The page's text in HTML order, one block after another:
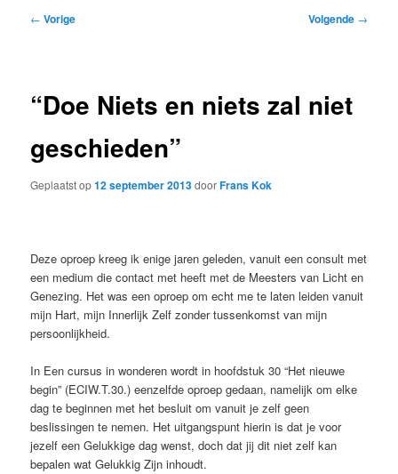
Bericht
← Vorige Volgende →
“Doe Niets en niets zal niet
geschieden”
Geplaatst op12 september 2013doorFrans Kok
Deze oproep kreeg ik enige jaren geleden, vanuit een consult met
een medium die contact met heeft met de Meesters van Licht en
Genezing. Het was een oproep om echt me te laten leiden vanuit
mijn Hart, mijn Innerlijk Zelf zonder tussenkomst van mijn
persoonlijkheid.
In Een cursus in wonderen wordt in hoofdstuk 30 “Het nieuwe
begin” (ECIW.T.30.) eenzelfde oproep gedaan, namelijk om elke
dag te beginnen met het besluit om vanuit je zelf geen
beslissingen te nemen. Het uitgangspunt hierin is dat je voor
jezelf een Gelukkige dag wenst, doch dat jij dit niet zelf kan
bepalen wat Gelukkig Zijn inhoudt.